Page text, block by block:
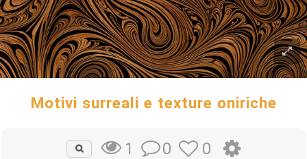
Motivi surreali e texture oniriche
1 0 0